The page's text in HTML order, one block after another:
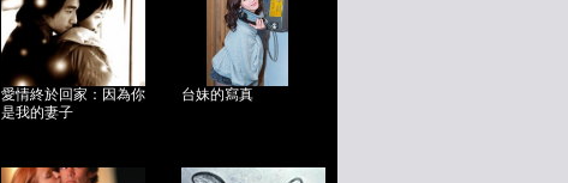
愛情終於回家：因為你
是我的妻子
台妹的寫真